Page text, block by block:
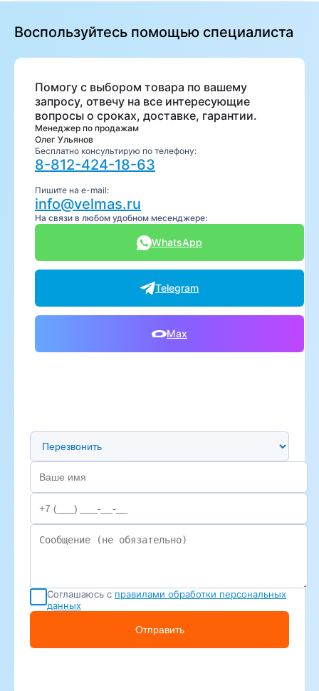
Воспользуйтесь помощью специалиста
Помогу с выбором товара по вашему
запросу, отвечу на все интересующие
вопросы о сроках, доставке, гарантии.
Менеджер по продажам
Олег Ульянов
Бесплатно консультирую по телефону:
8-812-424-18-63
Пишите на e-mail:
info@velmas.ru
На связи в любом удобном месенджере:
WhatsApp
Telegram
Max
Предпочтительный способ связи
Соглашаюсь с правилами обработки персональных
данных
Отправить